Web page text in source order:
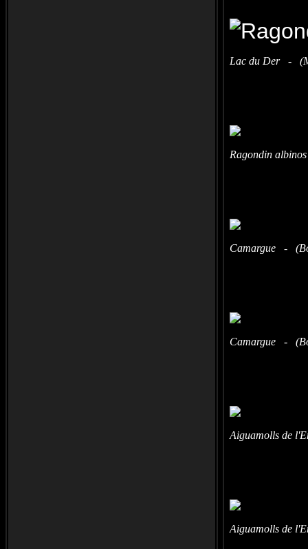
Lac du Der -
Ragondin
Camargue -
Camargue -
Aiguamolls de
Aiguamolls de